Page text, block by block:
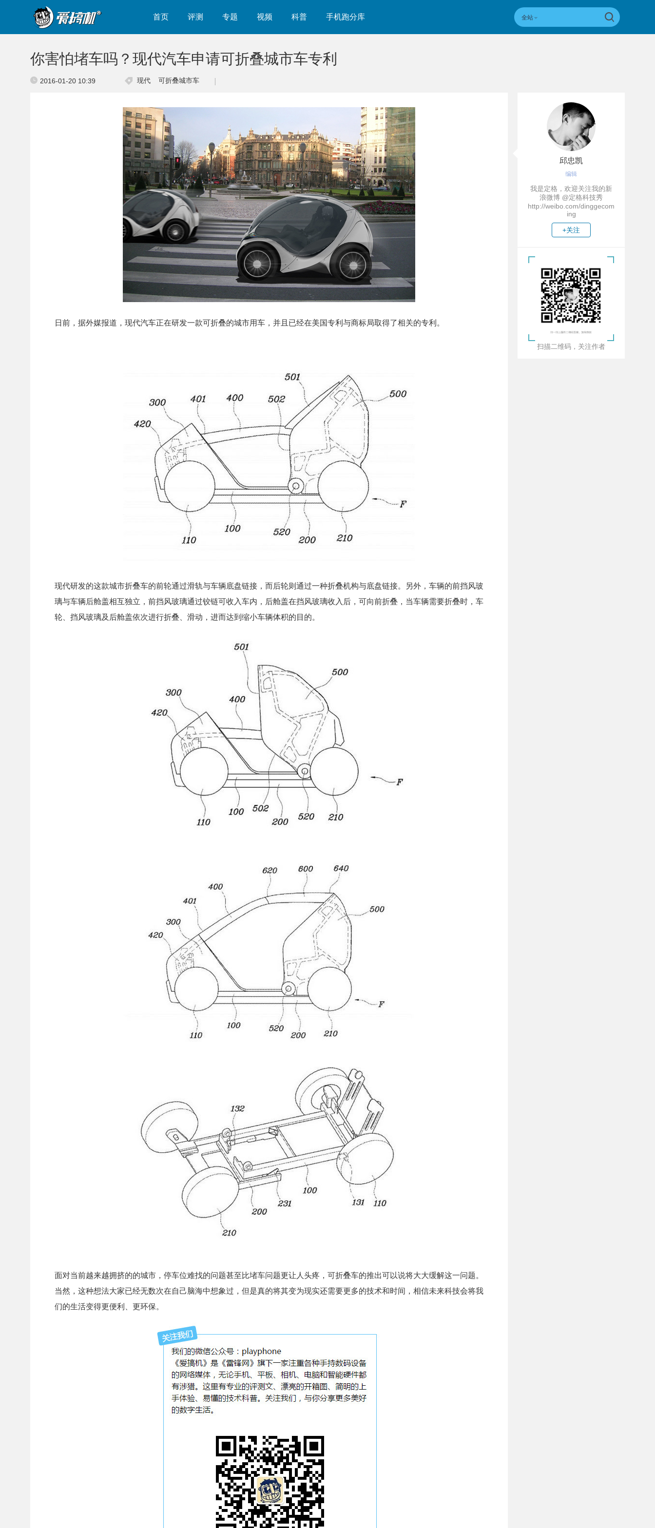
首页 评测 专题 视频 科普 手机跑分库 全站
你害怕堵车吗？现代汽车申请可折叠城市车专利
2016-01-20 10:39 现代 可折叠城市车
日前，据外媒报道，现代汽车正在研发一款可折叠的城市用车，并且已经在美国专利与商标局取得了相关的专利。
现代研发的这款城市折叠车的前轮通过滑轨与车辆底盘链接，而后轮则通过一种折叠机构与底盘链接。另外，车辆的前挡风玻
璃与车辆后舱盖相互独立，前挡风玻璃通过铰链可收入车内，后舱盖在挡风玻璃收入后，可向前折叠，当车辆需要折叠时，车
轮、挡风玻璃及后舱盖依次进行折叠、滑动，进而达到缩小车辆体积的目的。
面对当前越来越拥挤的的城市，停车位难找的问题甚至比堵车问题更让人头疼，可折叠车的推出可以说将大大缓解这一问题。
当然，这种想法大家已经无数次在自己脑海中想象过，但是真的将其变为现实还需要更多的技术和时间，相信未来科技会将我
们的生活变得更便利、更环保。
邱忠凯
编辑
我是定格，欢迎关注我的新
浪微博 @定格科技秀
http://weibo.com/dinggecom
ing
+关注
扫描二维码，关注作者